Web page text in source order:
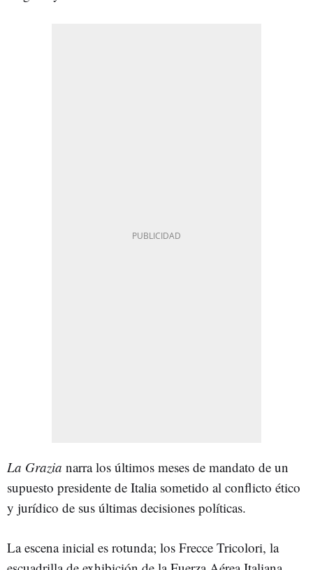
La Grazia narra los últimos meses de mandato de un
supuesto presidente de Italia sometido al conflicto ético
y jurídico de sus últimas decisiones políticas.
La escena inicial es rotunda; los Frecce Tricolori, la